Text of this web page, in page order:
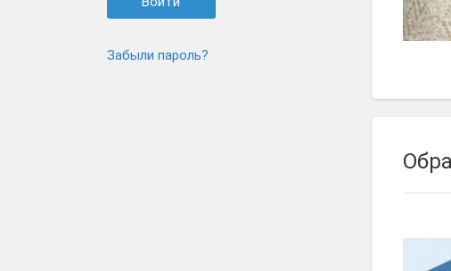
Забыли пароль?